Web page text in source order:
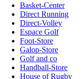
Basket-Center
Direct Running
Direct-Volley
Espace Golf
Foot-Store
Galop-Store
Golf and co
Handball-Store
House of Rugby